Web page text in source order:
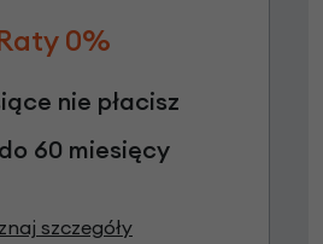
0%
nie płacisz
60 miesięcy
szczegóły